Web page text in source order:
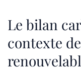
Le bilan
contexte